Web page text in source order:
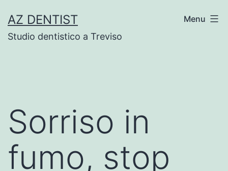
to
content
AZ DENTIST
Studio dentistico a Treviso
Menu
Sorriso in
fumo, stop